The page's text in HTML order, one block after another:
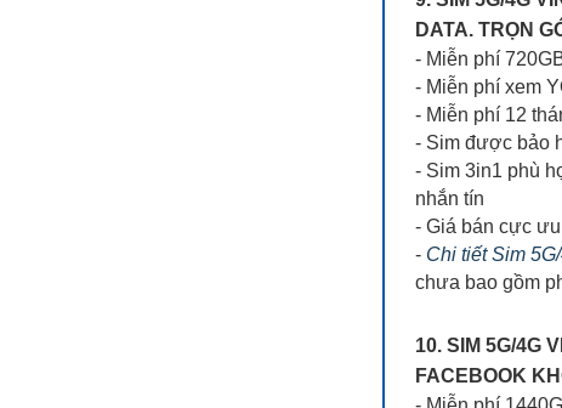
DATA. TRỌN
- Miễn phí
- Miễn phí xem
- Miễn phí 12
- Sim được bảo
- Sim 3in1 phù
nhắn tín
- Giá bán cực
- Chi tiết Sim
chưa bao gồm
10. SIM 5G/4G
FACEBOOK